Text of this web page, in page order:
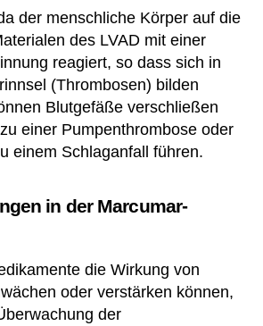
der menschliche Körper auf die
des LVAD mit einer
reagiert, so dass sich in
(Thrombosen) bilden
Blutgefäße verschließen
einer Pumpenthrombose oder
einem Schlaganfall führen.
in der Marcumar-
die Wirkung von
oder verstärken können,
der